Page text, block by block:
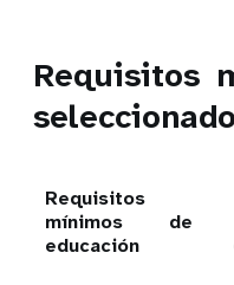
Requisitos
seleccionado
Requisitos
mínimos de
educación